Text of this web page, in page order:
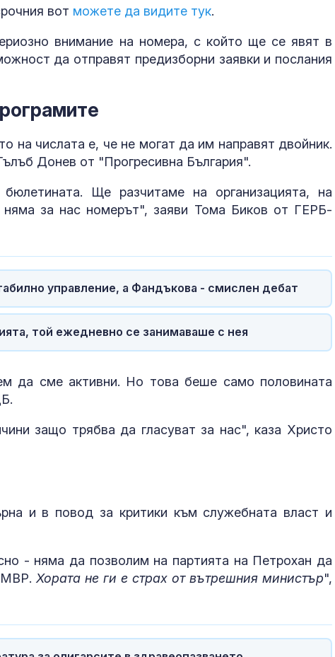
вот можете да видите тук.
внимание на номера, с който ще се явят в
да отправят предизборни заявки и послания
на числата е, че не могат да им направят двойник.
Донев от "Прогресивна България".
Ще разчитаме на организацията, на
няма за нас номерът", заяви Тома Биков от ГЕРБ-
управление, а Фандъкова - смислен дебат
той ежедневно се занимаваше с нея
да сме активни. Но това беше само половината
защо трябва да гласуват за нас", каза Христо
и в повод за критики към служебната власт и
- няма да позволим на партията на Петрохан да
МВР. Хората не ги е страх от вътрешния министър",
Руски "любовни
капани" примамват
украински войници
Рекорд на остров
на морската вода
Пуснаха движението
"Тракия" и в двете
Можем ли да живеем
до 146 години, а и
какво трябва да
внимаваме?
Психология за
родители: Режимът и
чувството за